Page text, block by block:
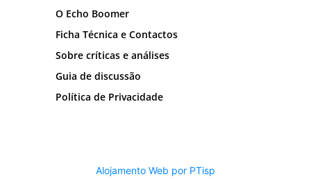
O Echo Boomer
Ficha Técnica e Contactos
Sobre críticas e análises
Guia de discussão
Política de Privacidade
Alojamento Web por PTisp